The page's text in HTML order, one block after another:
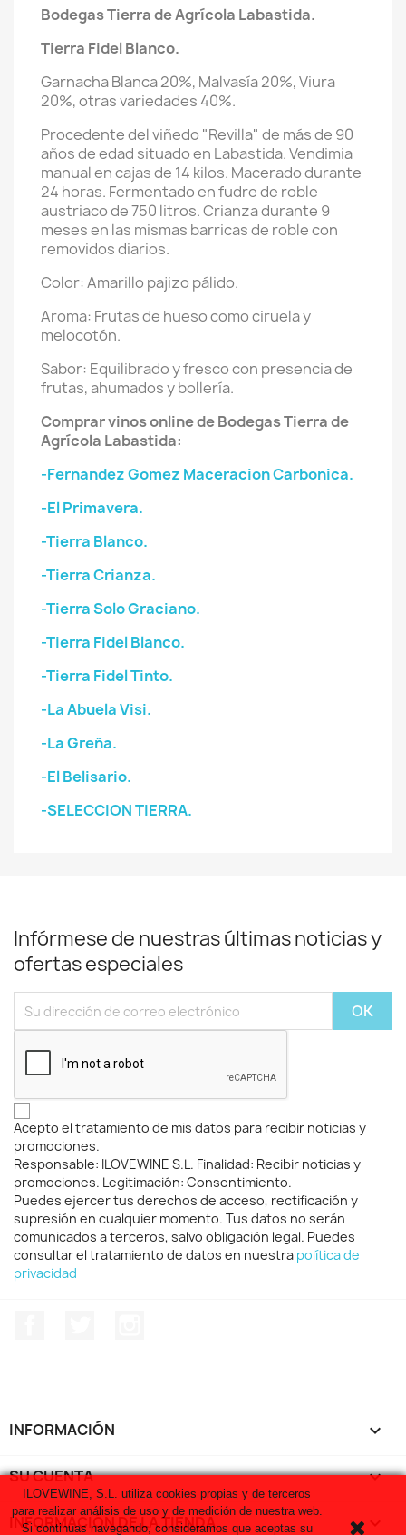
Bodegas Tierra de Agrícola Labastida.
Tierra Fidel Blanco.
Garnacha Blanca 20%, Malvasía 20%, Viura
20%, otras variedades 40%.
Procedente del viñedo "Revilla" de más de 90
años de edad situado en Labastida. Vendimia
manual en cajas de 14 kilos. Macerado durante
24 horas. Fermentado en fudre de roble
austriaco de 750 litros. Crianza durante 9
meses en las mismas barricas de roble con
removidos diarios.
Color: Amarillo pajizo pálido.
Aroma: Frutas de hueso como ciruela y
melocotón.
Sabor: Equilibrado y fresco con presencia de
frutas, ahumados y bollería.
Comprar vinos online de Bodegas Tierra de
Agrícola Labastida:
-Fernandez Gomez Maceracion Carbonica.
-El Primavera.
-Tierra Blanco.
-Tierra Crianza.
-Tierra Solo Graciano.
-Tierra Fidel Blanco.
-Tierra Fidel Tinto.
-La Abuela Visi.
-La Greña.
-El Belisario.
-SELECCION TIERRA.
Infórmese de nuestras últimas noticias y
ofertas especiales
Acepto el tratamiento de mis datos para recibir noticias y
promociones.
Responsable: ILOVEWINE S.L. Finalidad: Recibir noticias y
promociones. Legitimación: Consentimiento.
Puedes ejercer tus derechos de acceso, rectificación y
supresión en cualquier momento. Tus datos no serán
comunicados a terceros, salvo obligación legal. Puedes
consultar el tratamiento de datos en nuestra política de
privacidad
INFORMACIÓN 
SU CUENTA 
INFORMACIÓN DE LA TIENDA keyboard_arrow_down
ILOVEWINE, S.L. utiliza cookies propias y de terceros
para realizar análisis de uso y de medición de nuestra web.
Si continuas navegando, consideramos que aceptas su